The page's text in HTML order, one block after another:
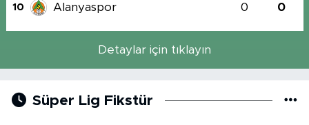
10 Alanyaspor 0 0
Detaylar için tıklayın
Süper Lig Fikstür